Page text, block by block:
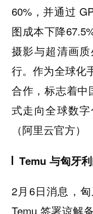
60%，并通过
图成本下降
摄影与超清画
行。作为全球化
合作，标志着中
式走向全球数字
（阿里云官方）
Temu 与匈牙
2月6日消息，
Temu 签署谅解